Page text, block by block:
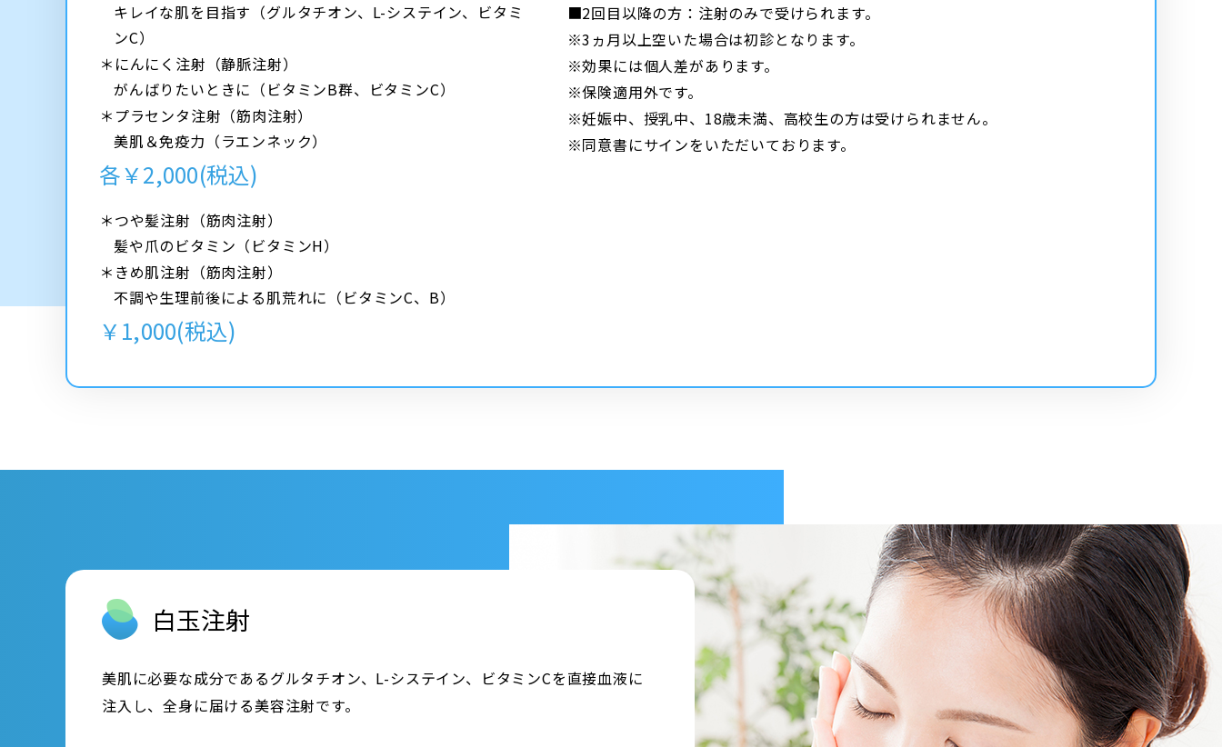
キレイな肌を目指す（グルタチオン、L-システイン、ビタミ
ンC）
＊にんにく注射（静脈注射）
がんばりたいときに（ビタミンB群、ビタミンC）
＊プラセンタ注射（筋肉注射）
美肌＆免疫力（ラエンネック）
各￥2,000(税込)
＊つや髪注射（筋肉注射）
髪や爪のビタミン（ビタミンH）
＊きめ肌注射（筋肉注射）
不調や生理前後による肌荒れに（ビタミンC、B）
￥1,000(税込)
■2回目以降の方：注射のみで受けられます。
※3ヵ月以上空いた場合は初診となります。
※効果には個人差があります。
※保険適用外です。
※妊娠中、授乳中、18歳未満、高校生の方は受けられません。
※同意書にサインをいただいております。
白玉注射
美肌に必要な成分であるグルタチオン、L-システイン、ビタミンCを直接血液に
注入し、全身に届ける美容注射です。